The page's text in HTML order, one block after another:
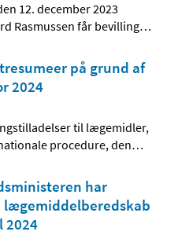
12. december 2023
Rasmussen får bevilling…
på grund af
2024
til lægemidler,
procedure, den…
har
2024